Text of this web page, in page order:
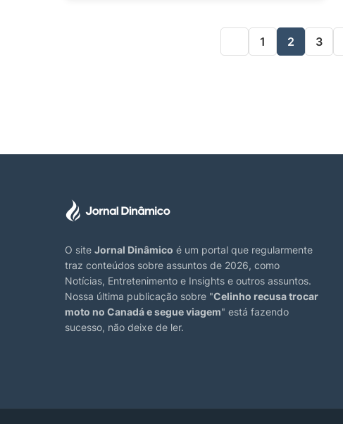
1 2 3
O site Jornal Dinâmico é um portal que regularmente
traz conteúdos sobre assuntos de 2026, como
Notícias, Entretenimento e Insights e outros assuntos.
Nossa última publicação sobre "Celinho recusa trocar
moto no Canadá e segue viagem" está fazendo
sucesso, não deixe de ler.